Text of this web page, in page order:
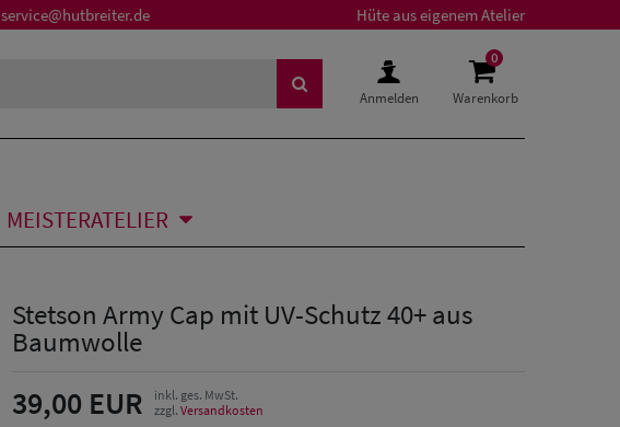
service@hutbreiter.de Hüte aus eigenem Atelier
Anmelden
0
Warenkorb
MEISTERATELIER
Stetson Army Cap mit UV-Schutz 40+ aus
Baumwolle
39,00 EUR
inkl. ges. MwSt.
zzgl. Versandkosten